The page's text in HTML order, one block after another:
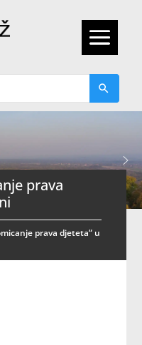
prava
prava djeteta“ u